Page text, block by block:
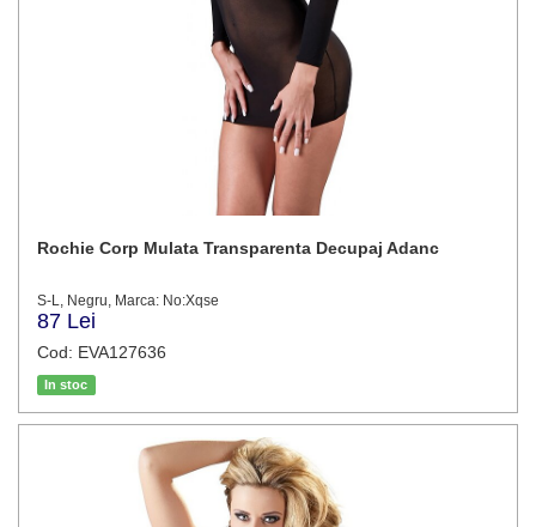
Rochie Corp Mulata Transparenta Decupaj Adanc
S-L, Negru, Marca: No:Xqse
87 Lei
Cod: EVA127636
In stoc